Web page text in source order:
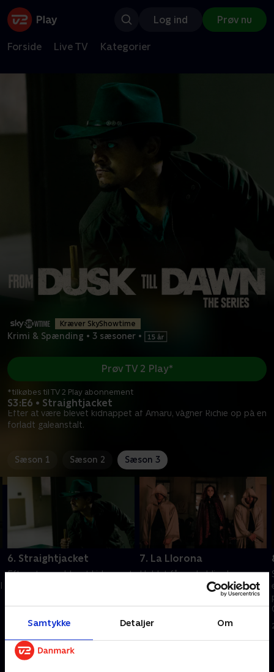
Samtykke Detaljer Om
Log ind Prøv nu
Forside Live TV Kategorier
Kræver SkyShowtime
Krimi & Spænding • 3 sæsoner •
S3:E6 • Straightjacket
Efter at være blevet kidnappet af Amaru, vågner Richie op på en
forladt galeanstalt.
Prøv TV 2 Play*
*tilkøbes til TV 2 Play abonnement
Sæson 1 Sæson 2 Sæson 3
6. Straightjacket
Efter at være blevet kidnappet
7. La Llorona
Holdet får en heldig chance
mod Amaru, men intet er, som
det ser ud til, da de bliver ofre
for en kvindelig dæmon.
28. oktober 2025 • 44 min
Andre så også